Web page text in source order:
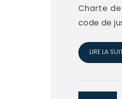
Charte
code de
LIRE LA